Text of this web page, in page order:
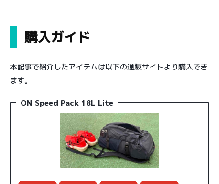
購入ガイド
本記事で紹介したアイテムは以下の通販サイトより購入でき
ます。
ON Speed Pack 18L Lite